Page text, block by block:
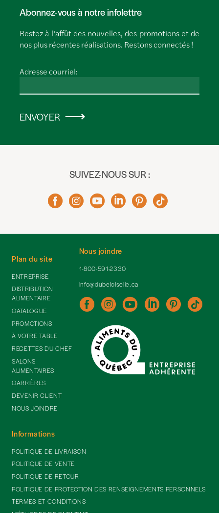
Abonnez-vous à notre infolettre
Restez à l’affût des nouvelles, des promotions et de
nos plus récentes réalisations. Restons connectés !
Adresse courriel:
ENVOYER
SUIVEZ-NOUS SUR :
Nous joindre
1-800-591-2330
info@dubeloiselle.ca
Plan du site
ENTREPRISE
DISTRIBUTION
ALIMENTAIRE
CATALOGUE
PROMOTIONS
À VOTRE TABLE
RECETTES DU CHEF
SALONS
ALIMENTAIRES
CARRIÈRES
DEVENIR CLIENT
NOUS JOINDRE
Informations
POLITIQUE DE LIVRAISON
POLITIQUE DE VENTE
POLITIQUE DE RETOUR
POLITIQUE DE PROTECTION DES RENSEIGNEMENTS PERSONNELS
TERMES ET CONDITIONS